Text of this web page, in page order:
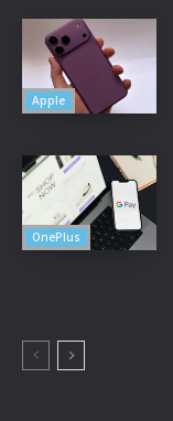
Apple
OnePlus